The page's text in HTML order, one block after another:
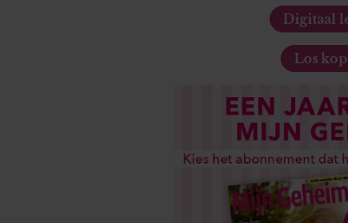
Digitaal
Los